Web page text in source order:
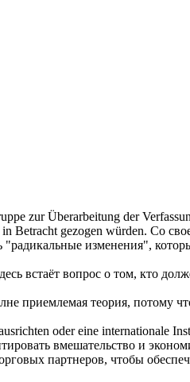
zur Überarbeitung der
Betracht gezogen würden. Со
изменения",
встаёт вопрос о том, кто
приемлемая теория, потому
oder eine internationale
вмешательство и
партнеров, чтобы